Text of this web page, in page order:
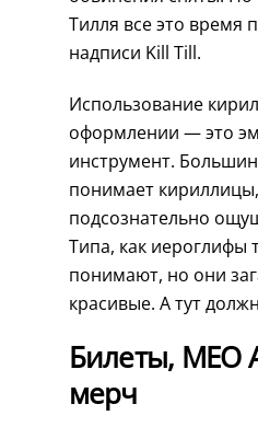
Тилля все это время
надписи Kill Till.
Использование
оформлении — это
инструмент.
понимает кириллицы,
подсознательно
Типа, как иероглифы
понимают, но они
красивые. А тут
Билеты, MEO
мерч